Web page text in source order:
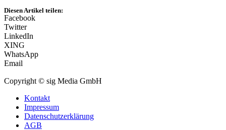
Diesen Artikel teilen:
Facebook
Twitter
LinkedIn
XING
WhatsApp
Email
Copyright © sig Media GmbH
Kontakt
Impressum
Datenschutzerklärung
AGB